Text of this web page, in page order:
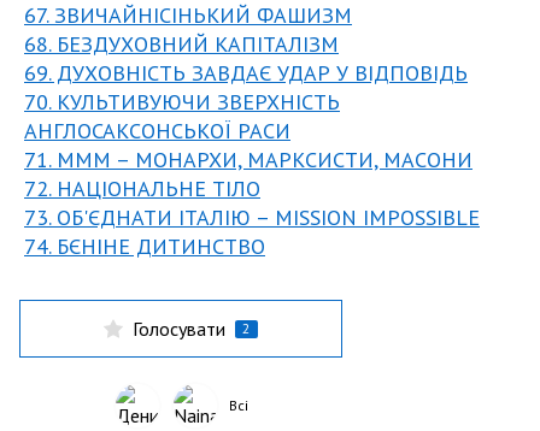
67. ЗВИЧАЙНІСІНЬКИЙ ФАШИЗМ
68. БЕЗДУХОВНИЙ КАПІТАЛІЗМ
69. ДУХОВНІСТЬ ЗАВДАЄ УДАР У ВІДПОВІДЬ
70. КУЛЬТИВУЮЧИ ЗВЕРХНІСТЬ
АНГЛОСАКСОНСЬКОЇ РАСИ
71. МММ – МОНАРХИ, МАРКСИСТИ, МАСОНИ
72. НАЦІОНАЛЬНЕ ТІЛО
73. ОБ'ЄДНАТИ ІТАЛІЮ – MISSION IMPOSSIBLE
74. БЄНІНЕ ДИТИНСТВО
Голосувати 2
Всі